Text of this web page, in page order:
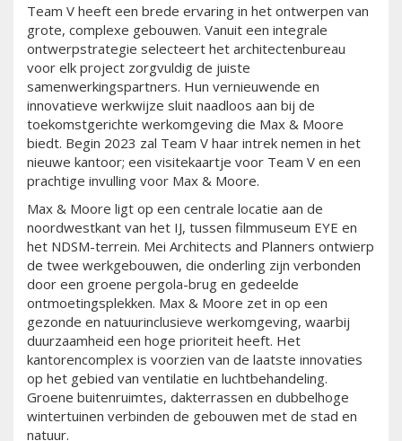
Team V heeft een brede ervaring in het ontwerpen van
grote, complexe gebouwen. Vanuit een integrale
ontwerpstrategie selecteert het architectenbureau
voor elk project zorgvuldig de juiste
samenwerkingspartners. Hun vernieuwende en
innovatieve werkwijze sluit naadloos aan bij de
toekomstgerichte werkomgeving die Max & Moore
biedt. Begin 2023 zal Team V haar intrek nemen in het
nieuwe kantoor; een visitekaartje voor Team V en een
prachtige invulling voor Max & Moore.
Max & Moore ligt op een centrale locatie aan de
noordwestkant van het IJ, tussen filmmuseum EYE en
het NDSM-terrein. Mei Architects and Planners ontwierp
de twee werkgebouwen, die onderling zijn verbonden
door een groene pergola-brug en gedeelde
ontmoetingsplekken. Max & Moore zet in op een
gezonde en natuurinclusieve werkomgeving, waarbij
duurzaamheid een hoge prioriteit heeft. Het
kantorencomplex is voorzien van de laatste innovaties
op het gebied van ventilatie en luchtbehandeling.
Groene buitenruimtes, dakterrassen en dubbelhoge
wintertuinen verbinden de gebouwen met de stad en
natuur.